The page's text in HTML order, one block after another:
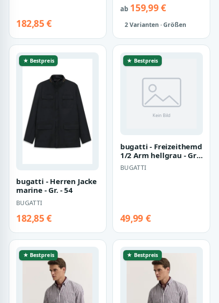
182,85 €
ab159,99 €
2 Varianten · Größen
★ Bestpreis
bugatti - Herren Jacke
marine - Gr. - 54
BUGATTI
182,85 €
★ Bestpreis
bugatti - Freizeithemd
1/2 Arm hellgrau - Gr. -
XXL
BUGATTI
49,99 €
★ Bestpreis ★ Bestpreis